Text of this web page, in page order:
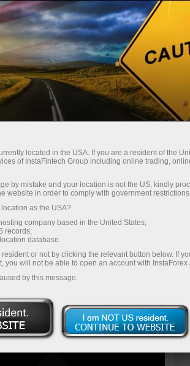
Форекс аналитика
Форекс ТВ
Форекс-видео новости
YouTube: Video could not be
located in the USA. If you are a resident of the
of InstaFintech Group including online trading,
by mistake and your location is not the US, kindly
website in order to comply with government
as the USA?
company based in the United States;
records;
database.
or not by clicking the relevant button below. If
you will not be able to open an account with InstaForex
by this message.